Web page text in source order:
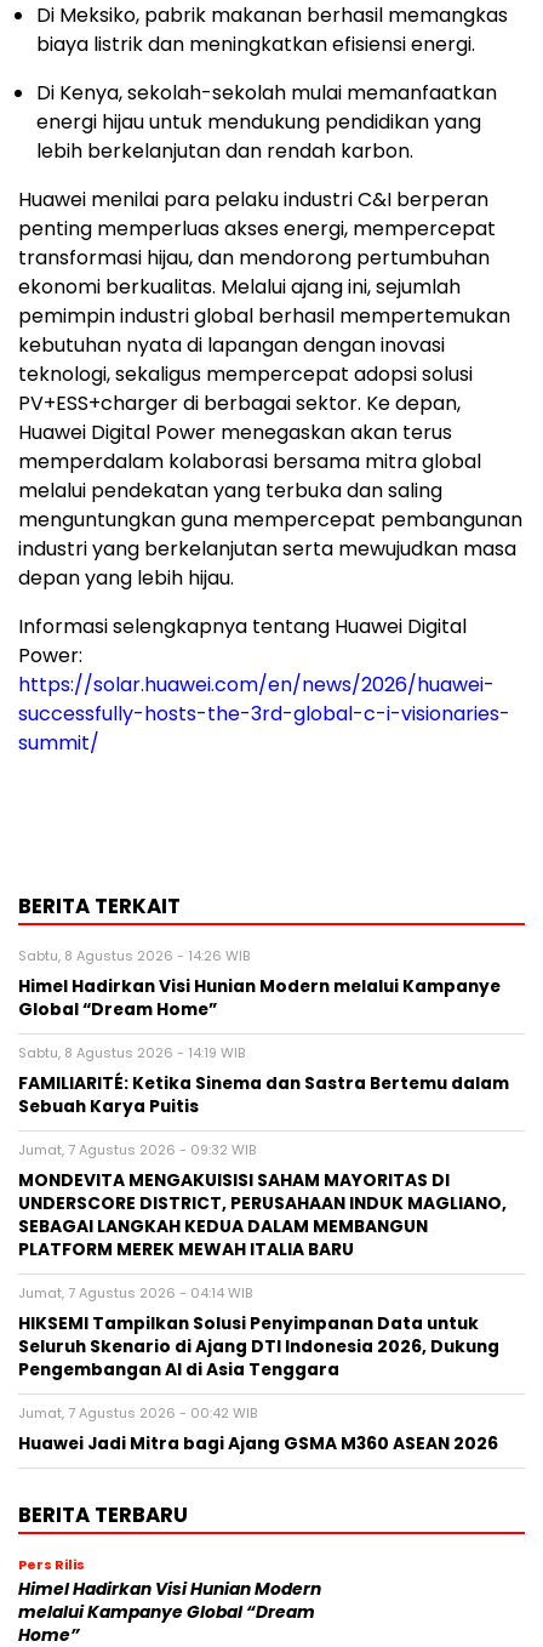
Di Meksiko, pabrik makanan berhasil memangkas
biaya listrik dan meningkatkan efisiensi energi.
Di Kenya, sekolah-sekolah mulai memanfaatkan
energi hijau untuk mendukung pendidikan yang
lebih berkelanjutan dan rendah karbon.
Huawei menilai para pelaku industri C&I berperan
penting memperluas akses energi, mempercepat
transformasi hijau, dan mendorong pertumbuhan
ekonomi berkualitas. Melalui ajang ini, sejumlah
pemimpin industri global berhasil mempertemukan
kebutuhan nyata di lapangan dengan inovasi
teknologi, sekaligus mempercepat adopsi solusi
PV+ESS+charger di berbagai sektor. Ke depan,
Huawei Digital Power menegaskan akan terus
memperdalam kolaborasi bersama mitra global
melalui pendekatan yang terbuka dan saling
menguntungkan guna mempercepat pembangunan
industri yang berkelanjutan serta mewujudkan masa
depan yang lebih hijau.
Informasi selengkapnya tentang Huawei Digital
Power:
https://solar.huawei.com/en/news/2026/huawei-
successfully-hosts-the-3rd-global-c-i-visionaries-
summit/
BERITA TERKAIT
Sabtu, 8 Agustus 2026 - 14:26 WIB
Himel Hadirkan Visi Hunian Modern melalui Kampanye
Global “Dream Home”
Sabtu, 8 Agustus 2026 - 14:19 WIB
FAMILIARITÉ: Ketika Sinema dan Sastra Bertemu dalam
Sebuah Karya Puitis
Jumat, 7 Agustus 2026 - 09:32 WIB
MONDEVITA MENGAKUISISI SAHAM MAYORITAS DI
UNDERSCORE DISTRICT, PERUSAHAAN INDUK MAGLIANO,
SEBAGAI LANGKAH KEDUA DALAM MEMBANGUN
PLATFORM MEREK MEWAH ITALIA BARU
Jumat, 7 Agustus 2026 - 04:14 WIB
HIKSEMI Tampilkan Solusi Penyimpanan Data untuk
Seluruh Skenario di Ajang DTI Indonesia 2026, Dukung
Pengembangan AI di Asia Tenggara
Jumat, 7 Agustus 2026 - 00:42 WIB
Huawei Jadi Mitra bagi Ajang GSMA M360 ASEAN 2026
BERITA TERBARU
Pers Rilis
Himel Hadirkan Visi Hunian Modern
melalui Kampanye Global “Dream
Home”